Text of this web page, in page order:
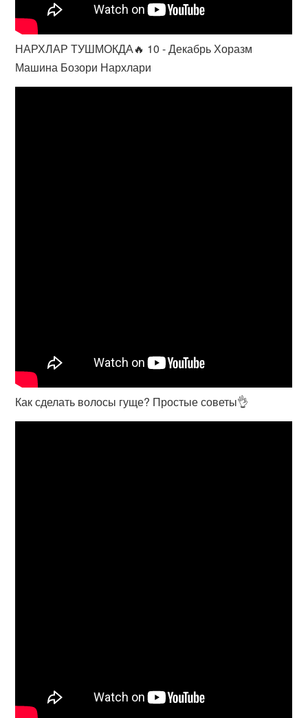
НАРХЛАР ТУШМОКДА🔥 10 - Декабрь Хоразм
Машина Бозори Нархлари
Как сделать волосы гуще? Простые советы👌